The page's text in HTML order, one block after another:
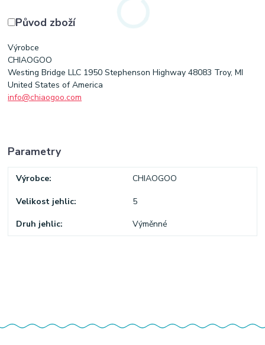
Původ zboží
Výrobce
CHIAOGOO
Westing Bridge LLC 1950 Stephenson Highway 48083 Troy, MI
United States of America
info@chiaogoo.com
Parametry
Výrobce CHIAOGOO
Velikost jehlic 5
Druh jehlic Výměnné